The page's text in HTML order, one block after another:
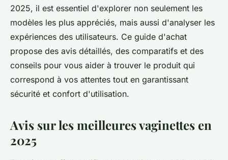
2025, il est essentiel d'explorer non seulement les
modèles les plus appréciés, mais aussi d'analyser les
expériences des utilisateurs. Ce guide d'achat
propose des avis détaillés, des comparatifs et des
conseils pour vous aider à trouver le produit qui
correspond à vos attentes tout en garantissant
sécurité et confort d'utilisation.
Avis sur les meilleures vaginettes en
2025